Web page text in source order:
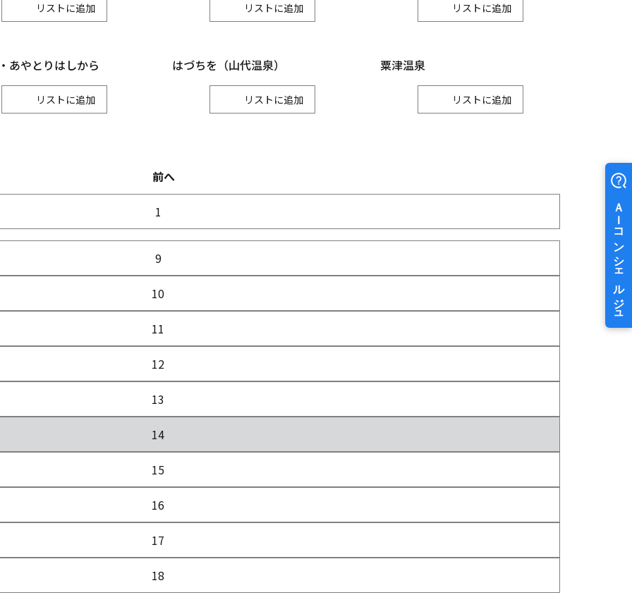
リスト リスト リスト
あやとりはしから
リスト
はづちを（山代温泉）
リスト
粟津温泉
リスト
前へ
1
9
10
11
12
13
14
15
16
17
18